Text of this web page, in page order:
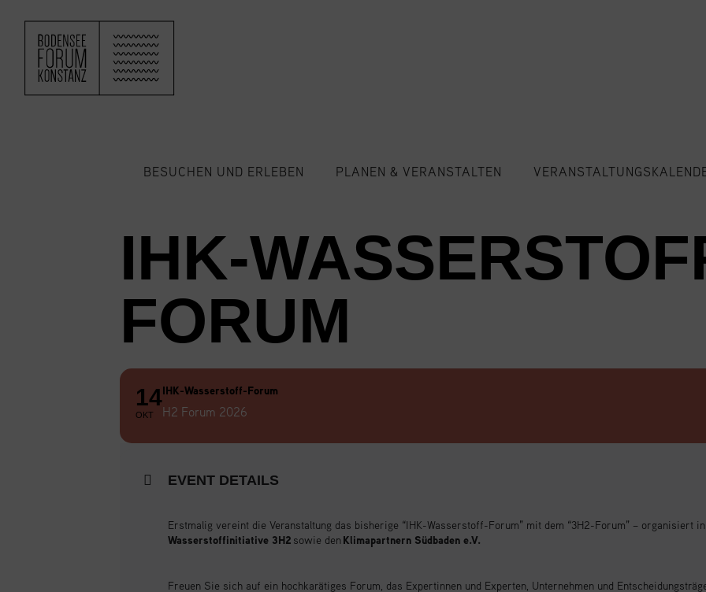
ZUM HAUPTINHALT SPRINGEN
BESUCHEN UND ERLEBEN PLANEN & VERANSTALTEN
IHK-
FORUM
14
OKT
IHK-Wasserstoff-Forum
H2 Forum 2026
EVENT DETAILS
Erstmalig vereint die Veranstaltung das bisherige “IHK-Wasserstoff-Forum” mit dem “3H2-Forum” – organisiert
Wasserstoffinitiative 3H2 sowie denKlimapartnern Südbaden e.V.
Freuen Sie sich auf ein hochkarätiges Forum, das Expertinnen und Experten, Unternehmen und